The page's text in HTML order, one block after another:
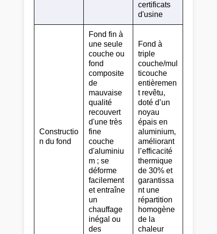
certificats
d'usine
Constructio
n du fond
Fond fin à
une seule
couche ou
fond
composite
de
mauvaise
qualité
recouvert
d'une très
fine
couche
d'aluminiu
m ; se
déforme
facilement
et entraîne
un
chauffage
inégal ou
des
Fond à
triple
couche/mul
ticouche
entièremen
t revêtu,
doté d’un
noyau
épais en
aluminium,
améliorant
l’efficacité
thermique
de 30% et
garantissa
nt une
répartition
homogène
de la
chaleur